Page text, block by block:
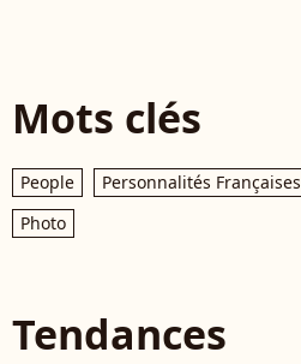
Mots clés
People Personnalités Françaises
Photo
Tendances